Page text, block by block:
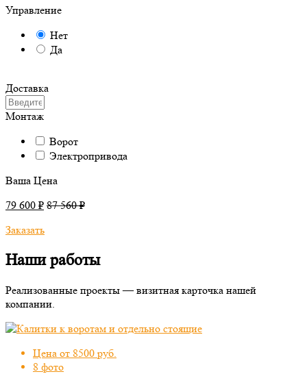
Управление
Нет
Да
Доставка
Монтаж
Ворот
Электропривода
Ваша Цена
79 600 ₽ 87 560 ₽
Заказать
Наши работы
Реализованные проекты — визитная карточка нашей
компании.
Цена от 8500 руб.
8 фото